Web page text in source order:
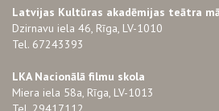
Latvijas Kultūras akadēmijas teātra
Dzirnavu iela 46, Rīga, LV-1010
Tel. 67243393
LKA Nacionālā filmu skola
Miera iela 58a, Rīga, LV-1013